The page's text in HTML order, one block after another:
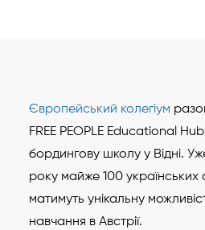
Європейський колегіум
FREE PEOPLE Educational
бордингову школу у Відні.
року майже 100 українських
матимуть унікальну
навчання в Австрії.